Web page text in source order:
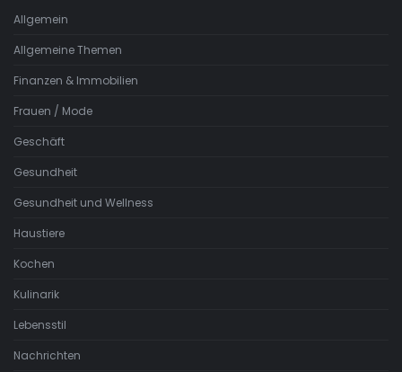
Allgemein
Allgemeine Themen
Finanzen & Immobilien
Frauen / Mode
Geschäft
Gesundheit
Gesundheit und Wellness
Haustiere
Kochen
Kulinarik
Lebensstil
Nachrichten